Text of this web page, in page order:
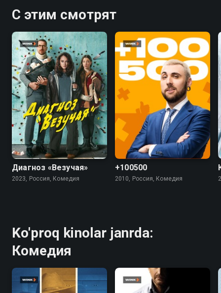
С этим смотрят
7.4
Диагноз «Везучая»
2023, Россия, Комедия
5.5 4.5
+100500
2010, Россия, Комедия
Ko'proq kinolar janrda:
Комедия